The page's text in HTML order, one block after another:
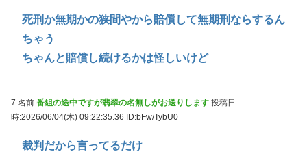
死刑か無期かの狭間やから賠償して無期刑ならするん
ちゃう
ちゃんと賠償し続けるかは怪しいけど
7 名前:番組の途中ですが翡翠の名無しがお送りします 投稿日
時:2026/06/04(木) 09:22:35.36
ID:bFw/TybU0
裁判だから言ってるだけ